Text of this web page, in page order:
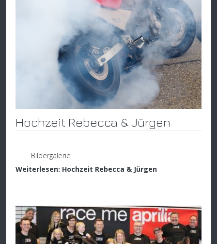
Hochzeit Rebecca & Jürgen
Bildergalerie
Weiterlesen: Hochzeit Rebecca & Jürgen